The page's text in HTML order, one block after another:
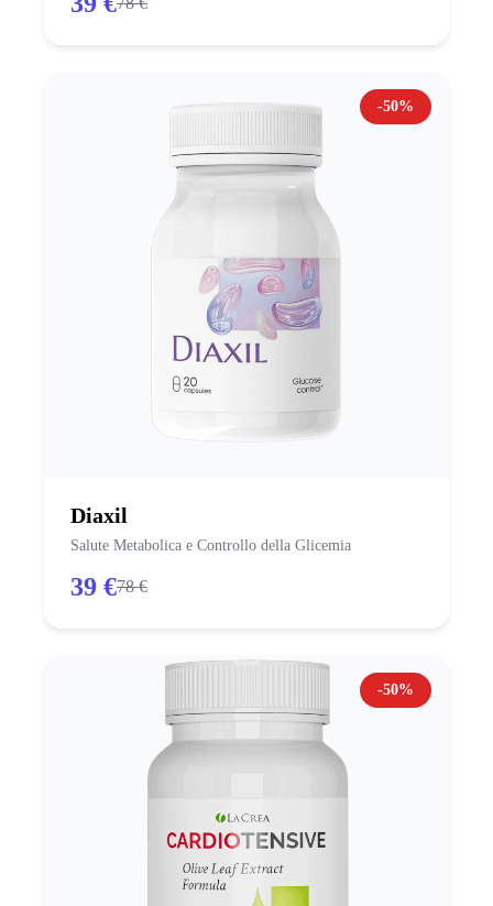
-50%
Diaxil
Salute Metabolica e Controllo della Glicemia
39 €78 €
-50%